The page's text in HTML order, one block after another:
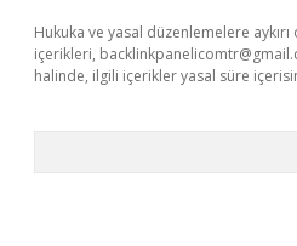
Hukuka ve yasal düzenlemelere
içerikleri,
halinde, ilgili içerikler yasal süre